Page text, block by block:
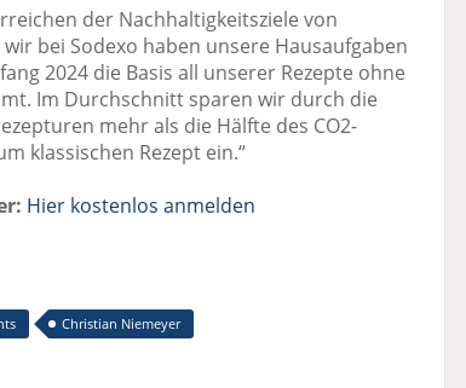
der Nachhaltigkeitsziele von
bei Sodexo haben unsere Hausaufgaben
2024 die Basis all unserer Rezepte ohne
Im Durchschnitt sparen wir durch die
mehr als die Hälfte des CO2-
klassischen Rezept ein.“
Hier kostenlos anmelden
Christian Niemeyer